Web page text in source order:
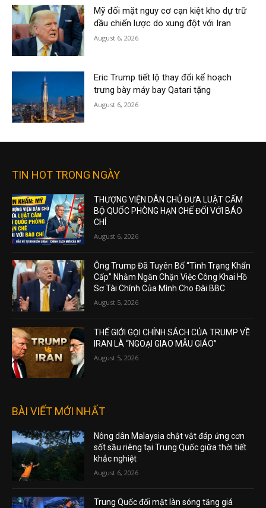
Mỹ đối mặt nguy cơ cạn kiệt kho dự trữ
dầu chiến lược do xung đột với Iran
August 6, 2026
Eric Trump tiết lộ thay đổi kế hoạch
trưng bày máy bay Qatari tặng
August 6, 2026
TIN HOT TRONG NGÀY
THƯỢNG VIỆN DÂN CHỦ ĐƯA LUẬT CẤM
BỘ QUỐC PHÒNG HẠN CHẾ ĐỐI VỚI BÁO
CHÍ
August 6, 2026
Ông Trump Đã Tuyên Bố “Tình Trạng Khẩn
Cấp” Nhằm Ngăn Chặn Việc Công Khai Hồ
Sơ Tài Chính Của Mình Cho Đài BBC
August 5, 2026
THẾ GIỚI GỌI CHÍNH SÁCH CỦA TRUMP VỀ
IRAN LÀ “NGOẠI GIAO MẪU GIÁO”
August 5, 2026
BÀI VIẾT MỚI NHẤT
Nông dân Malaysia chật vật đáp ứng cơn
sốt sầu riêng tại Trung Quốc giữa thời tiết
khắc nghiệt
August 6, 2026
Trung Quốc đối mặt làn sóng tăng giá